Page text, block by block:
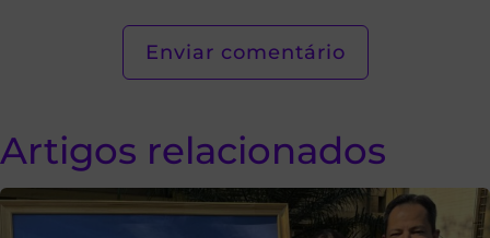
Artigos relacionados